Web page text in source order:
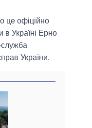
це офіційно
в Україні Ерно
України.